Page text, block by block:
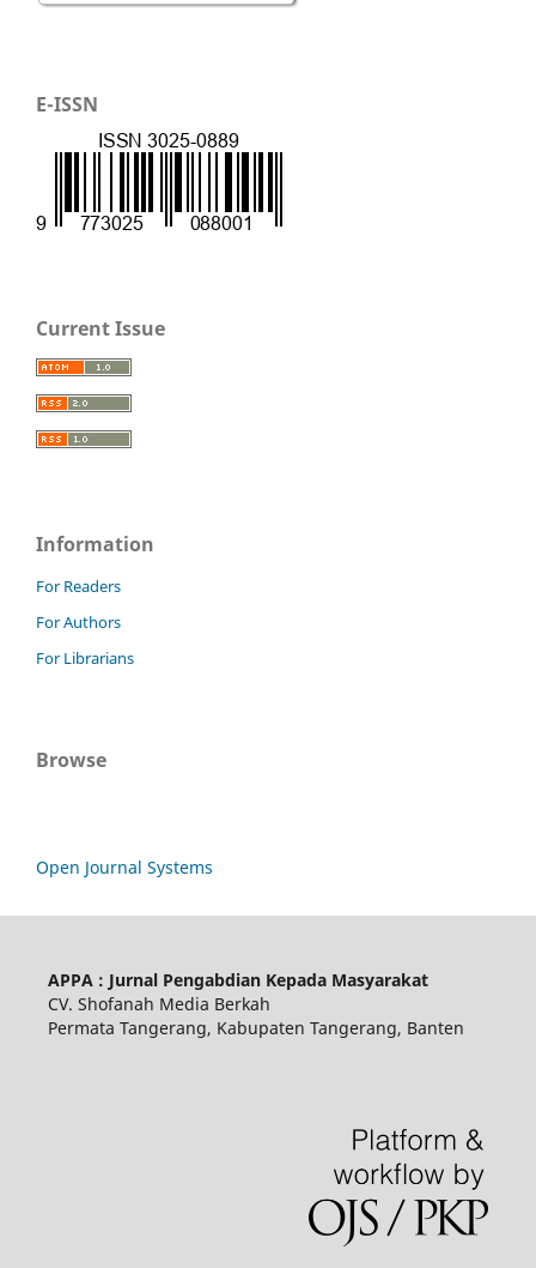
E-ISSN
Current Issue
Information
For Readers
For Authors
For Librarians
Browse
Open Journal Systems
APPA : Jurnal Pengabdian Kepada Masyarakat
CV. Shofanah Media Berkah
Permata Tangerang, Kabupaten Tangerang, Banten